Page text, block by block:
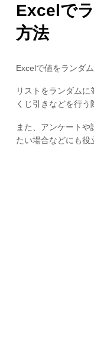
Excelで
方法
Excelで値をランダ
リストをランダム
くじ引きなどを行う
また、アンケートや
たい場合などにも役